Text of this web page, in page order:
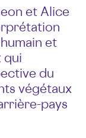
et Alice
et
qui
du
végétaux
pays